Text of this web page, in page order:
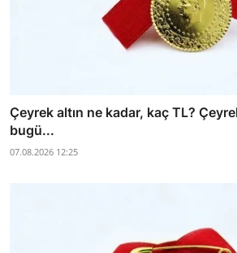
Çeyrek altın ne kadar, kaç TL?
bugü...
07.08.2026 12:25